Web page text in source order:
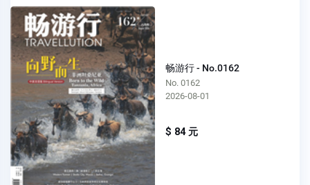
畅游行 - No.0162
No. 0162
2026-08-01
$ 84 元